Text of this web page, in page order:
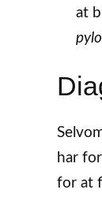
at
har
for at